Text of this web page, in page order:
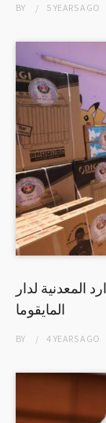
BY 5 YEARSAGO
المعدنية لدار
المايقوما
BY 4 YEARSAGO